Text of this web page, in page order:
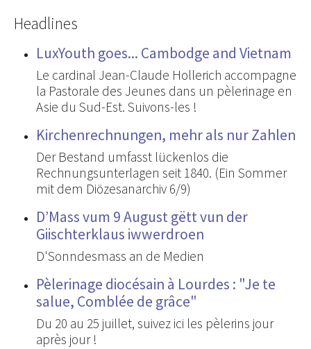
Headlines
LuxYouth goes... Cambodge and Vietnam
Le cardinal Jean-Claude Hollerich accompagne
la Pastorale des Jeunes dans un pèlerinage en
Asie du Sud-Est. Suivons-les !
Kirchenrechnungen, mehr als nur Zahlen
Der Bestand umfasst lückenlos die
Rechnungsunterlagen seit 1840. (Ein Sommer
mit dem Diözesanarchiv 6/9)
D’Mass vum 9 August gëtt vun der
Giischterklaus iwwerdroen
D'Sonndesmass an de Medien
Pèlerinage diocésain à Lourdes : "Je te
salue, Comblée de grâce"
Du 20 au 25 juillet, suivez ici les pèlerins jour
après jour !